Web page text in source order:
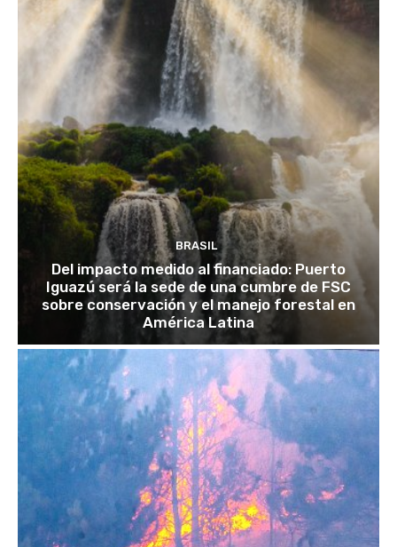
BRASIL
Del impacto medido al financiado: Puerto
Iguazú será la sede de una cumbre de FSC
sobre conservación y el manejo forestal en
América Latina